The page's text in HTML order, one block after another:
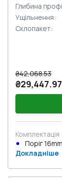
Глибина
Ущільнення:
Склопакет:
₴42,068.53
₴29,447.97
Комплектація
Поріг
Докладніше